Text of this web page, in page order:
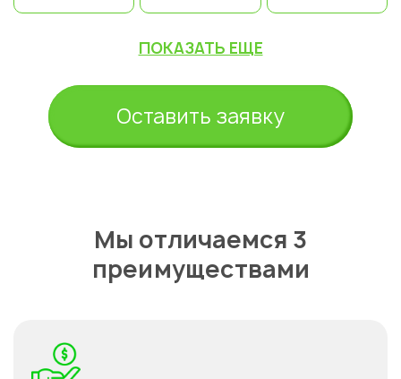
ПОКАЗАТЬ ЕЩЕ
Оставить заявку
Мы отличаемся 3
преимуществами